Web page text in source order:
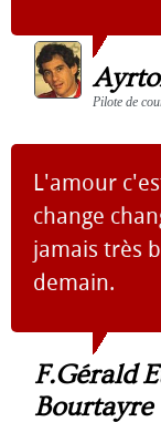
Pilote de
L'amour
change
jamais très
demain.
F.Gérald
Bourtayre